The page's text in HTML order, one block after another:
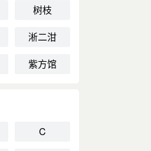
树枝
淅二泔
紫方馆
C